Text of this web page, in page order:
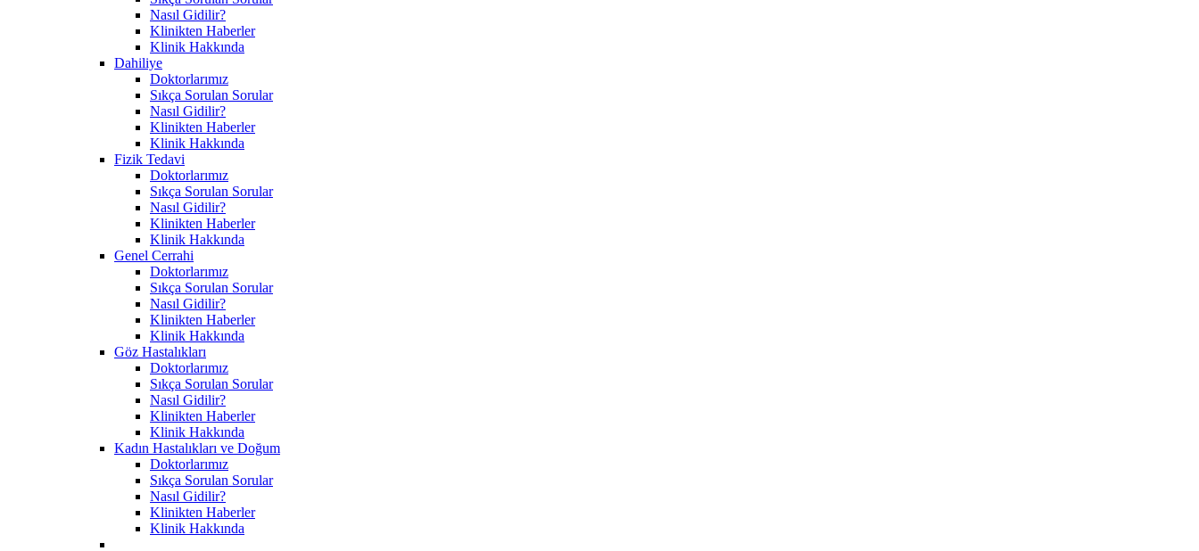
Nasıl Gidilir?
Klinikten Haberler
Klinik Hakkında
Dahiliye
Doktorlarımız
Sıkça Sorulan Sorular
Nasıl Gidilir?
Klinikten Haberler
Klinik Hakkında
Fizik Tedavi
Doktorlarımız
Sıkça Sorulan Sorular
Nasıl Gidilir?
Klinikten Haberler
Klinik Hakkında
Genel Cerrahi
Doktorlarımız
Sıkça Sorulan Sorular
Nasıl Gidilir?
Klinikten Haberler
Klinik Hakkında
Göz Hastalıkları
Doktorlarımız
Sıkça Sorulan Sorular
Nasıl Gidilir?
Klinikten Haberler
Klinik Hakkında
Kadın Hastalıkları ve Doğum
Doktorlarımız
Sıkça Sorulan Sorular
Nasıl Gidilir?
Klinikten Haberler
Klinik Hakkında